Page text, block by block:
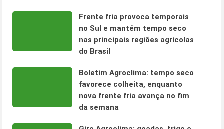
Frente fria provoca temporais
no Sul e mantém tempo seco
nas principais regiões agrícolas
do Brasil
Boletim Agroclima: tempo seco
favorece colheita, enquanto
nova frente fria avança no fim
da semana